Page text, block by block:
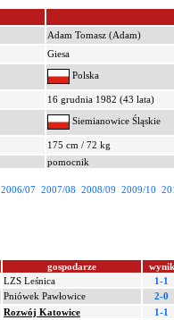
Adam Tomasz (Adam)
Giesa
Polska
16 grudnia 1982 (43 lata)
Siemianowice Śląskie
175 cm / 72 kg
pomocnik
2006/07 2007/08 2008/09 2009/10
gospodarze
wynik
LZS Leśnica
1-1
Pniówek Pawłowice
2-0
Rozwój Katowice
1-1